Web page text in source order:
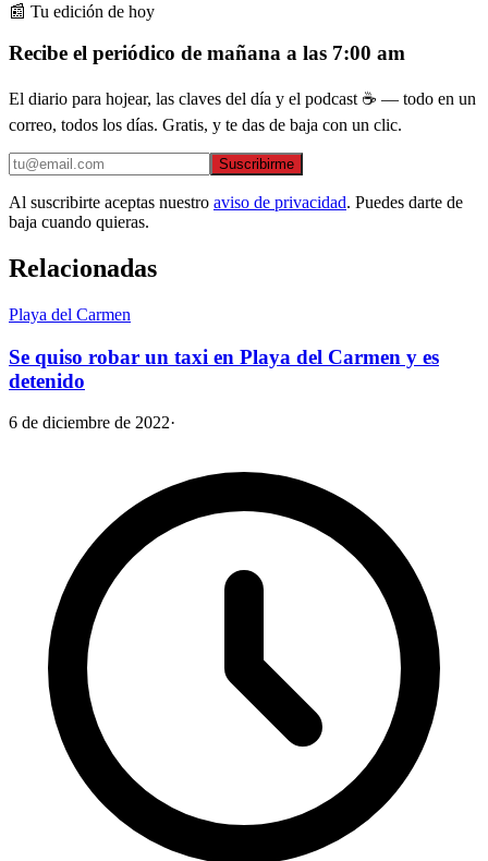
📰 Tu edición de hoy
Recibe el periódico de mañana a las 7:00 am
El diario para hojear, las claves del día y el podcast ☕ — todo en un
correo, todos los días. Gratis, y te das de baja con un clic.
Suscribirme
Al suscribirte aceptas nuestro aviso de privacidad. Puedes darte de
baja cuando quieras.
Relacionadas
Playa del Carmen
Se quiso robar un taxi en Playa del Carmen y es
detenido
6 de diciembre de 2022·